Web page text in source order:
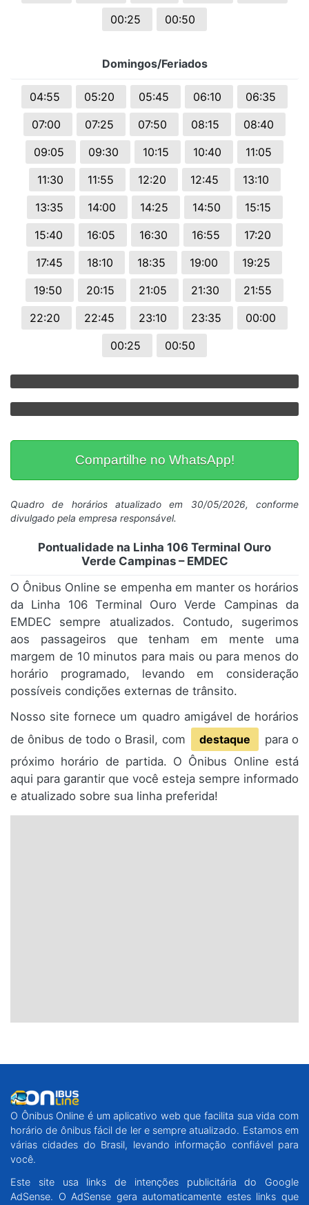
00:25
00:50
Domingos/Feriados
04:55 05:20 05:45 06:10
06:35
07:00
07:25 07:50 08:15
08:40
09:05
09:30 10:15 10:40
11:05
11:30
11:55 12:20 12:45
13:10
13:35
14:00 14:25 14:50
15:15
15:40
16:05 16:30 16:55
17:20
17:45
18:10 18:35 19:00
19:25
19:50
20:15 21:05 21:30
21:55
22:20
22:45 23:10 23:35
00:00
00:25
00:50
Compartilhe no WhatsApp!
Quadro de horários atualizado em 30/05/2026, conforme
divulgado pela empresa responsável.
Pontualidade na Linha 106 Terminal Ouro
Verde Campinas – EMDEC
O Ônibus Online se empenha em manter os horários
da Linha 106 Terminal Ouro Verde Campinas da
EMDEC sempre atualizados. Contudo, sugerimos
aos passageiros que tenham em mente uma
margem de 10 minutos para mais ou para menos do
horário programado, levando em consideração
possíveis condições externas de trânsito.
Nosso site fornece um quadro amigável de horários
de ônibus de todo o Brasil, com
destaque
para o
próximo horário de partida. O Ônibus Online está
aqui para garantir que você esteja sempre informado
e atualizado sobre sua linha preferida!
O Ônibus Online é um aplicativo web que facilita sua vida com
horário de ônibus fácil de ler e sempre atualizado. Estamos em
várias cidades do Brasil, levando informação confiável para
você.
Este site usa links de intenções publicitária do Google
AdSense. O AdSense gera automaticamente estes links que